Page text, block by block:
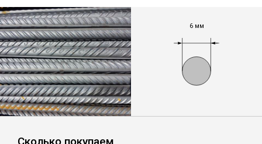
Лист
Уголок
Балка
Швеллер
6 мм
Сколько покупаем